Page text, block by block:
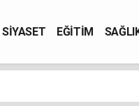
SİYASET EĞİTİM